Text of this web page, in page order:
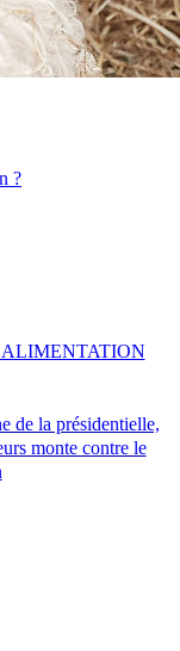
?
de la présidentielle,
monte contre le